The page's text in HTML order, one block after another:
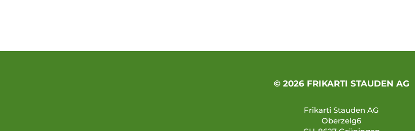
© 2026 FRIKARTI STAUDEN AG
Frikarti Stauden AG
Oberzelg6